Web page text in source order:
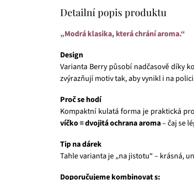
Detailní popis produktu
„Modrá klasika, která chrání aroma.“
Design
Varianta Berry působí nadčasově díky
zvýrazňují motiv tak, aby vynikl i na
Proč se hodí
Kompaktní kulatá forma je praktická
víčko = dvojitá ochrana aroma– čaj se
Tip na dárek
Tahle varianta je „na jistotu“ – krásná,
Doporučujeme kombinovat s: